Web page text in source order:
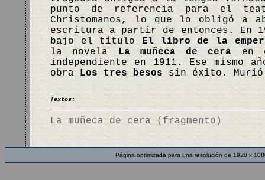
punto de referencia para el
Christomanos, lo que lo obligó a
escritura a partir de entonces. En
bajo el título El libro de la
la novelaLa muñeca de cera en
independiente en 1911. Ese mismo
obra Los tres besos sin éxito. Murió
Textos:
La muñeca de cera (fragmento)
Página optimizada para una resolución de 1920 x